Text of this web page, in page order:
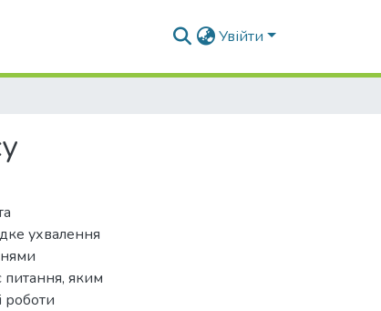
Увійти
ухвалення
питання, яким
роботи